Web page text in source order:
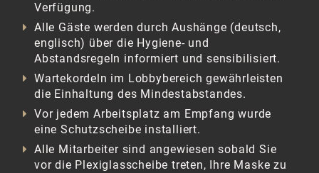
Verfügung.
Alle Gäste werden durch Aushänge (deutsch,
englisch) über die Hygiene- und
Abstandsregeln informiert und sensibilisiert.
Wartekordeln im Lobbybereich gewährleisten
die Einhaltung des Mindestabstandes.
Vor jedem Arbeitsplatz am Empfang wurde
eine Schutzscheibe installiert.
Alle Mitarbeiter sind angewiesen sobald Sie
vor die Plexiglasscheibe treten, Ihre Maske zu